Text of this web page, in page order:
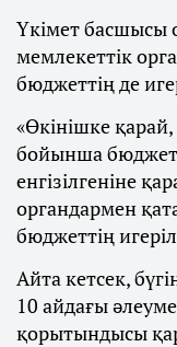
Үкімет
мемлекеттік
бюджеттің де
«Өкінішке
бойынша бюджет
енгізілгеніне
органдармен
бюджеттің
Айта кетсек,
10 айдағы
қорытындысы